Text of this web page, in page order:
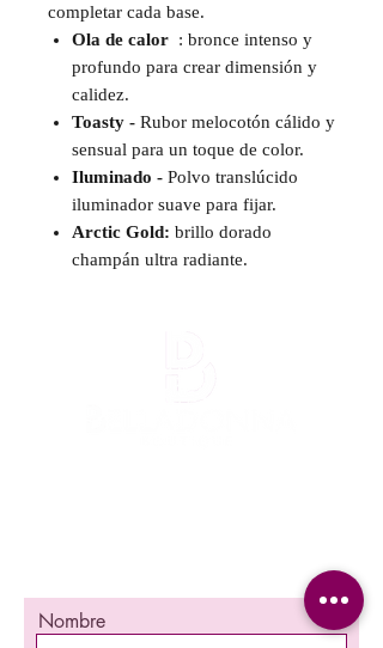
completar cada base.
Ola de calor : bronce intenso y
profundo para crear dimensión y
calidez.
Toasty - Rubor melocotón cálido y
sensual para un toque de color.
Iluminado - Polvo translúcido
iluminador suave para fijar.
Arctic Gold: brillo dorado
champán ultra radiante.
Nombre